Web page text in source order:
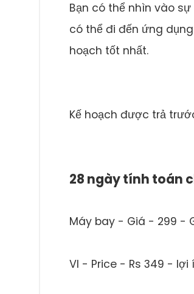
Bạn có thể nhìn vào
có thể đi đến ứng
hoạch tốt nhất.
Kế hoạch được trả
28 ngày tính toán
Máy bay - Giá - 299 -
VI - Price - Rs 349 - lợi